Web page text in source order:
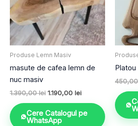
Produse Lemn Masiv
masute de cafea lemn de
nuc masiv
1.390,00lei 1.190,00 lei
Cere Catalogul pe
WhatsApp